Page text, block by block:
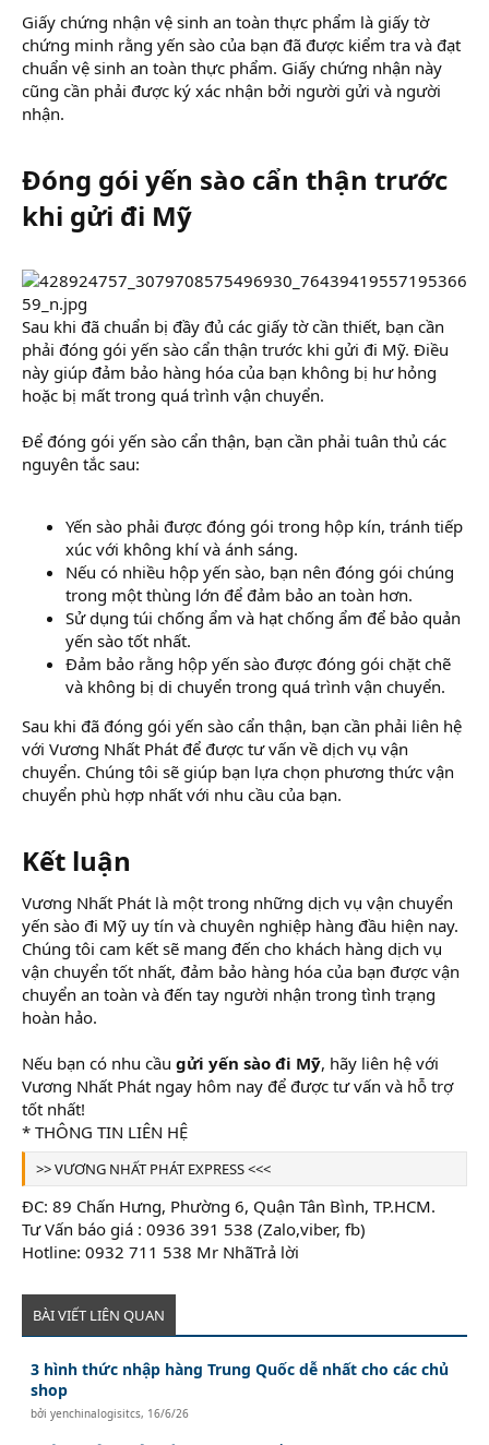
Giấy chứng nhận vệ sinh an toàn thực phẩm là giấy tờ
chứng minh rằng yến sào của bạn đã được kiểm tra và đạt
chuẩn vệ sinh an toàn thực phẩm. Giấy chứng nhận này
cũng cần phải được ký xác nhận bởi người gửi và người
nhận.
Đóng gói yến sào cẩn thận trước
khi gửi đi Mỹ​
Sau khi đã chuẩn bị đầy đủ các giấy tờ cần thiết, bạn cần
phải đóng gói yến sào cẩn thận trước khi gửi đi Mỹ. Điều
này giúp đảm bảo hàng hóa của bạn không bị hư hỏng
hoặc bị mất trong quá trình vận chuyển.
Để đóng gói yến sào cẩn thận, bạn cần phải tuân thủ các
nguyên tắc sau:
Yến sào phải được đóng gói trong hộp kín, tránh tiếp
xúc với không khí và ánh sáng.
Nếu có nhiều hộp yến sào, bạn nên đóng gói chúng
trong một thùng lớn để đảm bảo an toàn hơn.
Sử dụng túi chống ẩm và hạt chống ẩm để bảo quản
yến sào tốt nhất.
Đảm bảo rằng hộp yến sào được đóng gói chặt chẽ
và không bị di chuyển trong quá trình vận chuyển.
Sau khi đã đóng gói yến sào cẩn thận, bạn cần phải liên hệ
với Vương Nhất Phát để được tư vấn về dịch vụ vận
chuyển. Chúng tôi sẽ giúp bạn lựa chọn phương thức vận
chuyển phù hợp nhất với nhu cầu của bạn.
Kết luận​
Vương Nhất Phát là một trong những dịch vụ vận chuyển
yến sào đi Mỹ uy tín và chuyên nghiệp hàng đầu hiện nay.
Chúng tôi cam kết sẽ mang đến cho khách hàng dịch vụ
vận chuyển tốt nhất, đảm bảo hàng hóa của bạn được vận
chuyển an toàn và đến tay người nhận trong tình trạng
hoàn hảo.
Nếu bạn có nhu cầu gửi yến sào đi Mỹ, hãy liên hệ với
Vương Nhất Phát ngay hôm nay để được tư vấn và hỗ trợ
tốt nhất!
* THÔNG TIN LIÊN HỆ
>> VƯƠNG NHẤT PHÁT EXPRESS <<<
ĐC: 89 Chấn Hưng, Phường 6, Quận Tân Bình, TP.HCM.
Tư Vấn báo giá : 0936 391 538 (Zalo,viber, fb)
Hotline: 0932 711 538 Mr NhãTrả lời
BÀI VIẾT LIÊN QUAN
3 hình thức nhập hàng Trung Quốc dễ nhất cho các chủ
shop
bởiyenchinalogisitcs, 16/6/26